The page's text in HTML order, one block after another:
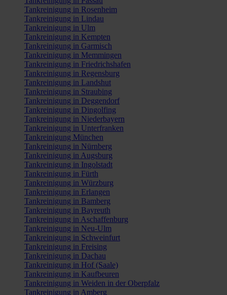
Tankreinigung in Rosenheim
Tankreinigung in Lindau
Tankreinigung in Ulm
Tankreinigung in Kempten
Tankreinigung in Garmisch
Tankreinigung in Memmingen
Tankreinigung in Friedrichshafen
Tankreinigung in Regensburg
Tankreinigung in Landshut
Tankreinigung in Straubing
Tankreinigung in Deggendorf
Tankreinigung in Dingolfing
Tankreinigung in Niederbayern
Tankreinigung in Unterfranken
Tankreinigung München
Tankreinigung in Nürnberg
Tankreinigung in Augsburg
Tankreinigung in Ingolstadt
Tankreinigung in Fürth
Tankreinigung in Würzburg
Tankreinigung in Erlangen
Tankreinigung in Bamberg
Tankreinigung in Bayreuth
Tankreinigung in Aschaffenburg
Tankreinigung in Neu-Ulm
Tankreinigung in Schweinfurt
Tankreinigung in Freising
Tankreinigung in Dachau
Tankreinigung in Hof (Saale)
Tankreinigung in Kaufbeuren
Tankreinigung in Weiden in der Oberpfalz
Tankreinigung in Amberg